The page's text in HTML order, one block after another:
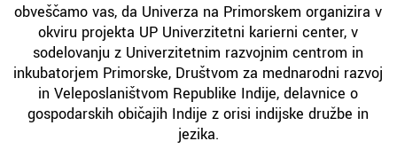
obveščamo vas, da Univerza na Primorskem organizira v
okviru projekta UP Univerzitetni karierni center, v
sodelovanju z Univerzitetnim razvojnim centrom in
inkubatorjem Primorske, Društvom za mednarodni razvoj
in Veleposlaništvom Republike Indije, delavnice o
gospodarskih običajih Indije z orisi indijske družbe in
jezika.